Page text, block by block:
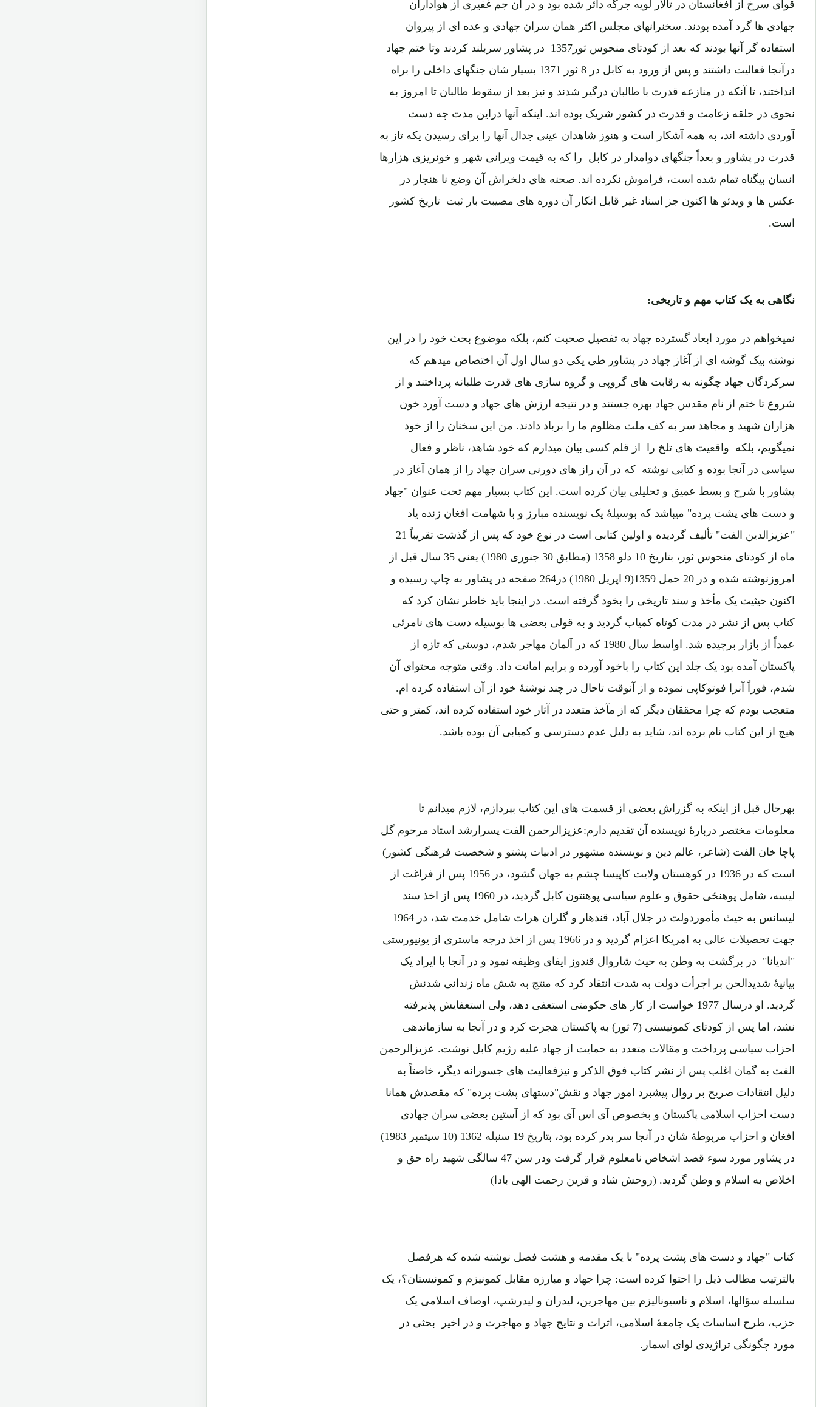
جهادی ها گرد آمده بودند. سخنرانهای مجلس اکثر همان سران جهادی و عده ای از پیروان
استفاده گر آنها بودند که بعد از کودتای منحوس ثور1357 در پشاور سربلند کردند وتا ختم جهاد
درآنجا فعالیت داشتند و پس از ورود به کابل در 8 ثور 1371 بسیار شان جنگهای داخلی را براه
انداختند، تا آنکه در منازعه قدرت با طالبان درگیر شدند و نیز بعد از سقوط طالبان تا امروز به
نحوی در حلقه زعامت و قدرت در کشور شریک بوده اند. اینکه آنها دراین مدت چه دست
آوردی داشته اند، به همه آشکار است و هنوز شاهدان عینی جدال آنها را برای رسیدن یکه تاز به
قدرت در پشاور و بعداً جنگهای دوامدار در کابل را که به قیمت ویرانی شهر و خونریزی هزارها
انسان بیگناه تمام شده است، فراموش نکرده اند. صحنه های دلخراش آن وضع نا هنجار در
عکس ها و ویدئو ها اکنون جز اسناد غیر قابل انکار آن دوره های مصیبت بار ثبت تاریخ کشور
است.
نگاهی به یک کتاب مهم و تاریخی:
نمیخواهم در مورد ابعاد گسترده جهاد به تفصیل صحبت کنم، بلکه موضوع بحث خود را در این
نوشته بیک گوشه ای از آغاز جهاد در پشاور طی یکی دو سال اول آن اختصاص میدهم که
سرکردگان جهاد چگونه به رقابت های گروپی و گروه سازی های قدرت طلبانه پرداختند و از
شروع تا ختم از نام مقدس جهاد بهره جستند و در نتیجه ارزش های جهاد و دست آورد خون
هزاران شهید و مجاهد سر به کف ملت مظلوم ما را برباد دادند. من این سخنان را از خود
نمیگویم، بلکه واقعیت های تلخ را از قلم کسی بیان میدارم که خود شاهد، ناظر و فعال
سیاسی در آنجا بوده و کتابی نوشته که در آن راز های دورنی سران جهاد را از همان آغاز در
پشاور با شرح و بسط عمیق و تحلیلی بیان کرده است. این کتاب بسیار مهم تحت عنوان "جهاد
و دست های پشت پرده" میباشد که بوسیلۀ یک نویسنده مبارز و با شهامت افغان زنده یاد
"عزیزالدین الفت" تألیف گردیده و اولین کتابی است در نوع خود که پس از گذشت تقریباً 21
ماه از کودتای منحوس ثور، بتاریخ 10 دلو 1358 (مطابق 30 جنوری 1980) یعنی 35 سال قبل از
امروزنوشته شده و در 20 حمل 1359(9 اپریل 1980) در264 صفحه در پشاور به چاپ رسیده و
اکنون حیثیت یک مأخذ و سند تاریخی را بخود گرفته است. در اینجا باید خاطر نشان کرد که
کتاب پس از نشر در مدت کوتاه کمیاب گردید و به قولی بعضی ها بوسیله دست های نامرئی
عمداً از بازار برچیده شد. اواسط سال 1980 که در آلمان مهاجر شدم، دوستی که تازه از
پاکستان آمده بود یک جلد این کتاب را باخود آورده و برایم امانت داد. وقتی متوجه محتوای آن
شدم، فوراً آنرا فوتوکاپی نموده و از آنوقت تاحال در چند نوشتۀ خود از آن استفاده کرده ام.
متعجب بودم که چرا محققان دیگر که از مآخذ متعدد در آثار خود استفاده کرده اند، کمتر و حتی
هیچ از این کتاب نام برده اند، شاید به دلیل عدم دسترسی و کمیابی آن بوده باشد.
بهرحال قبل از اینکه به گزراش بعضی از قسمت های این کتاب بپردازم، لازم میدانم تا
معلومات مختصر دربارۀ نویسنده آن تقدیم دارم:عزیزالرحمن الفت پسرارشد استاد مرحوم گل
پاچا خان الفت (شاعر، عالم دین و نویسنده مشهور در ادبیات پشتو و شخصیت فرهنگی کشور)
است که در 1936 در کوهستان ولایت کاپیسا چشم به جهان گشود، در 1956 پس از فراغت از
لیسه، شامل پوهنځی حقوق و علوم سیاسی پوهنتون کابل گردید، در 1960 پس از اخذ سند
لیسانس به حیث مأموردولت در جلال آباد، قندهار و گلران هرات شامل خدمت شد، در 1964
جهت تحصیلات عالی به امریکا اعزام گردید و در 1966 پس از اخذ درجه ماستری از یونیورستی
"اندیانا" در برگشت به وطن به حیث شاروال قندوز ایفای وظیفه نمود و در آنجا با ایراد یک
بیانیۀ شدیدالحن بر اجرأت دولت به شدت انتقاد کرد که منتج به شش ماه زندانی شدنش
گردید. او درسال 1977 خواست از کار های حکومتی استعفی دهد، ولی استعفایش پذیرفته
نشد، اما پس از کودتای کمونیستی (7 ثور) به پاکستان هجرت کرد و در آنجا به سازماندهی
احزاب سیاسی پرداخت و مقالات متعدد به حمایت از جهاد علیه رژیم کابل نوشت. عزیزالرحمن
الفت به گمان اغلب پس از نشر کتاب فوق الذکر و نیزفعالیت های جسورانه دیگر، خاصتاً به
دلیل انتقادات صریح بر روال پیشبرد امور جهاد و نقش"دستهای پشت پرده" که مقصدش همانا
دست احزاب اسلامی پاکستان و بخصوص آی اس آی بود که از آستین بعضی سران جهادی
افغان و احزاب مربوطۀ شان در آنجا سر بدر کرده بود، بتاریخ 19 سنبله 1362 (10 سپتمبر 1983)
در پشاور مورد سوء قصد اشخاص نامعلوم قرار گرفت ودر سن 47 سالگی شهید راه حق و
اخلاص به اسلام و وطن گردید. (روحش شاد و قرین رحمت الهی بادا)
کتاب "جهاد و دست های پشت پرده" با یک مقدمه و هشت فصل نوشته شده که هرفصل
بالترتیب مطالب ذیل را احتوا کرده است: چرا جهاد و مبارزه مقابل کمونیزم و کمونیستان؟، یک
سلسله سؤالها، اسلام و ناسیونالیزم بین مهاجرین، لیدران و لیدرشپ، اوصاف اسلامی یک
حزب، طرح اساسات یک جامعۀ اسلامی، اثرات و نتایج جهاد و مهاجرت و در اخیر بحثی در
مورد چگونگی تراژیدی لوای اسمار.